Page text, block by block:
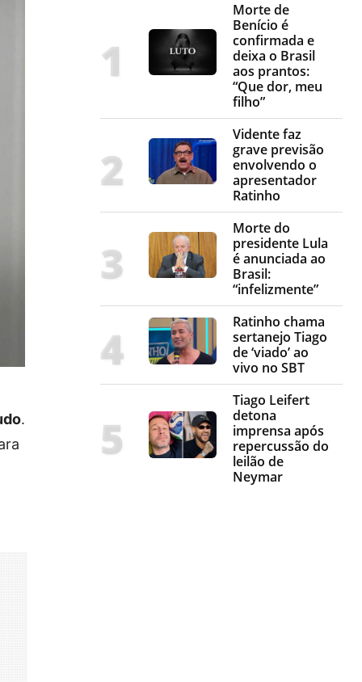
.
Morte de
Benício é
confirmada e
deixa o Brasil
aos prantos:
“Que dor, meu
filho”
Vidente faz
grave previsão
envolvendo o
apresentador
Ratinho
Morte do
presidente Lula
é anunciada ao
Brasil:
“infelizmente”
Ratinho chama
sertanejo Tiago
de ‘viado’ ao
vivo no SBT
Tiago Leifert
detona
imprensa após
repercussão do
leilão de
Neymar